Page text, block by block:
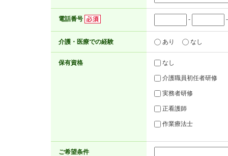
電話番号 -
介護・医療での経験 あり なし
保有資格 なし
介護職員初任者研修
実務者研修
正看護師
作業療法士
ご希望条件